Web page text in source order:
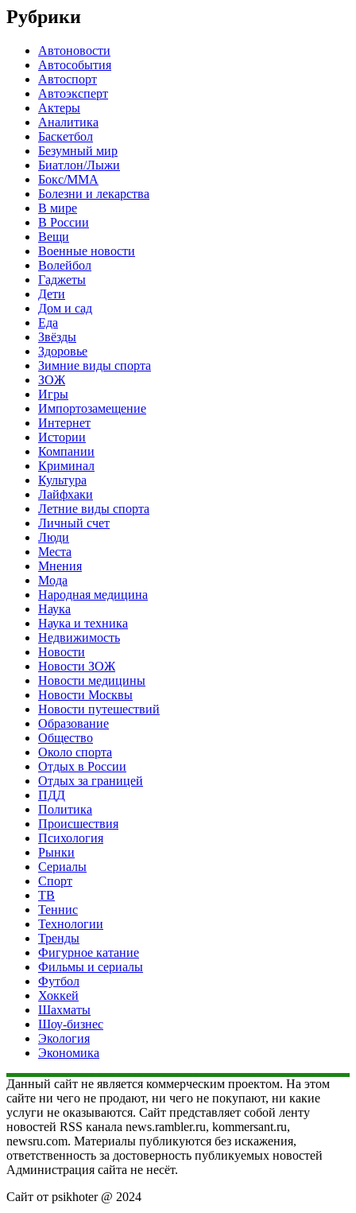
Рубрики
Автоновости
Автособытия
Автоспорт
Автоэксперт
Актеры
Аналитика
Баскетбол
Безумный мир
Биатлон/Лыжи
Бокс/MMA
Болезни и лекарства
В мире
В России
Вещи
Военные новости
Волейбол
Гаджеты
Дети
Дом и сад
Еда
Звёзды
Здоровье
Зимние виды спорта
ЗОЖ
Игры
Импортозамещение
Интернет
Истории
Компании
Криминал
Культура
Лайфхаки
Летние виды спорта
Личный счет
Люди
Места
Мнения
Мода
Народная медицина
Наука
Наука и техника
Недвижимость
Новости
Новости ЗОЖ
Новости медицины
Новости Москвы
Новости путешествий
Образование
Общество
Около спорта
Отдых в России
Отдых за границей
ПДД
Политика
Происшествия
Психология
Рынки
Сериалы
Спорт
ТВ
Теннис
Технологии
Тренды
Фигурное катание
Фильмы и сериалы
Футбол
Хоккей
Шахматы
Шоу-бизнес
Экология
Экономика
Данный сайт не является коммерческим проектом. На этом
сайте ни чего не продают, ни чего не покупают, ни какие
услуги не оказываются. Сайт представляет собой ленту
новостей RSS канала news.rambler.ru, kommersant.ru,
newsru.com. Материалы публикуются без искажения,
ответственность за достоверность публикуемых новостей
Администрация сайта не несёт.
Сайт от psikhoter @ 2024